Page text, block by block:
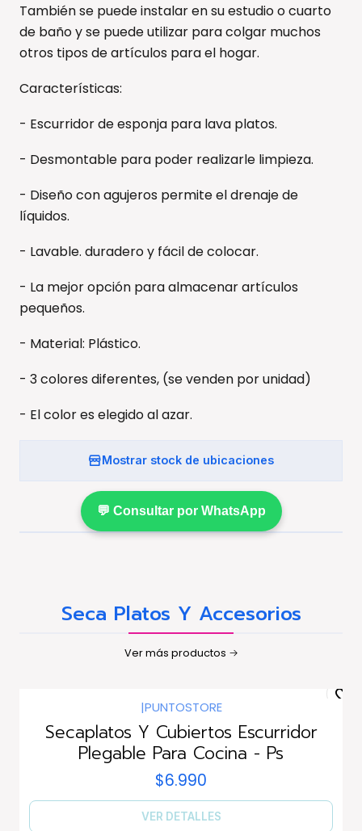
También se puede instalar en su estudio o cuarto
de baño y se puede utilizar para colgar muchos
otros tipos de artículos para el hogar.
Características:
- Escurridor de esponja para lava platos.
- Desmontable para poder realizarle limpieza.
- Diseño con agujeros permite el drenaje de
líquidos.
- Lavable. duradero y fácil de colocar.
- La mejor opción para almacenar artículos
pequeños.
- Material: Plástico.
- 3 colores diferentes, (se venden por unidad)
- El color es elegido al azar.
Mostrar stock de ubicaciones
💬 Consultar por WhatsApp
Seca Platos Y Accesorios
Ver más productos
|PUNTOSTORE
Secaplatos Y Cubiertos Escurridor
Plegable Para Cocina - Ps
$6.990
VER DETALLES